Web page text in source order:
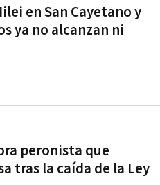
en San Cayetano y
ya no alcanzan ni
peronista que
tras la caída de la Ley